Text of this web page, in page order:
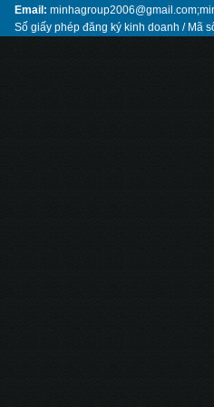
Email:
Số giấy phép đăng ký kinh doanh / Mã